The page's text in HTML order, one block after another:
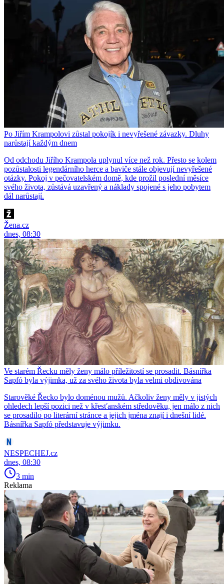
Po Jiřím Krampolovi zůstal pokojík i nevyřešené závazky. Dluhy
narůstají každým dnem
Od odchodu Jiřího Krampola uplynul více než rok. Přesto se kolem
pozůstalosti legendárního herce a baviče stále objevují nevyřešené
otázky. Pokoj v pečovatelském domě, kde prožil poslední měsíce
svého života, zůstává uzavřený a náklady spojené s jeho pobytem
dál narůstají.
Žena.cz
dnes, 08:30
Ve starém Řecku měly ženy málo příležitostí se prosadit. Básnířka
Sapfó byla výjimka, už za svého života byla velmi obdivována
Starověké Řecko bylo doménou mužů. Ačkoliv ženy měly v jistých
ohledech lepší pozici než v křesťanském středověku, jen málo z nich
se prosadilo po literární stránce a jejich jména znají i dnešní lidé.
Básnířka Sapfó představuje výjimku.
NESPECHEJ.cz
dnes, 08:30
3 min
Reklama